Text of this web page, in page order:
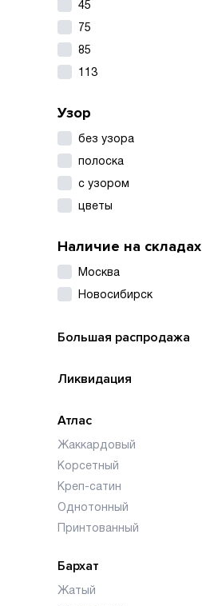
45
75
85
113
Узор
без узора
полоска
с узором
цветы
Наличие на складах
Москва
Новосибирск
Большая распродажа
Ликвидация
Атлас
Жаккардовый
Корсетный
Креп-сатин
Однотонный
Принтованный
Бархат
Жатый